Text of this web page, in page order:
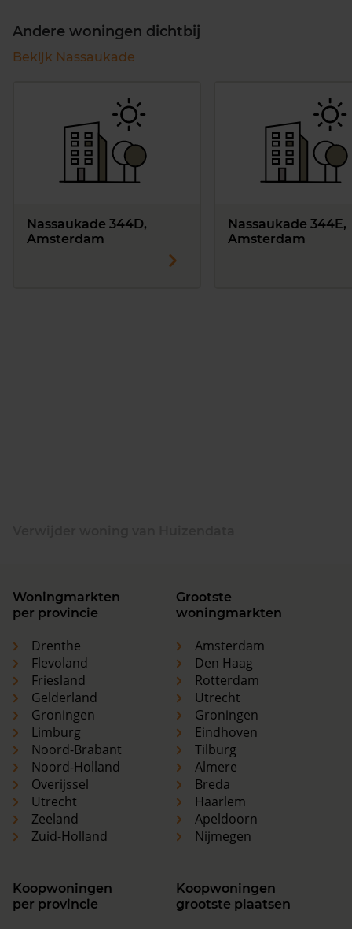
Andere woningen dichtbij
Bekijk Nassaukade
Nassaukade 344D,
Amsterdam
Nassaukade 344E,
Amsterdam
Woningmarkten
per provincie
Drenthe
Flevoland
Friesland
Gelderland
Groningen
Limburg
Noord-Brabant
Noord-Holland
Overijssel
Utrecht
Zeeland
Zuid-Holland
Grootste
woningmarkten
Amsterdam
Den Haag
Rotterdam
Utrecht
Groningen
Eindhoven
Tilburg
Almere
Breda
Haarlem
Apeldoorn
Nijmegen
Koopwoningen
per provincie
Koopwoningen
grootste plaatsen